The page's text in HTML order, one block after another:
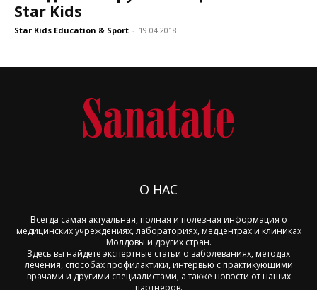
Star Kids
Star Kids Education & Sport - 19.04.2018
О НАС
Всегда самая актуальная, полная и полезная информация о
медицинских учреждениях, лабораториях, медцентрах и клиниках
Молдовы и других стран.
Здесь вы найдете экспертные статьи о заболеваниях, методах
лечения, способах профилактики, интервью с практикующими
врачами и другими специалистами, а также новости от наших
партнеров.